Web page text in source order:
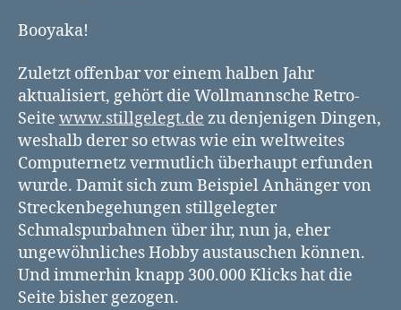
Booyaka!
Zuletzt offenbar vor einem halben Jahr
aktualisiert, gehört die Wollmannsche Retro-
Seite www.stillgelegt.de zu denjenigen Dingen,
weshalb derer so etwas wie ein weltweites
Computernetz vermutlich überhaupt erfunden
wurde. Damit sich zum Beispiel Anhänger von
Streckenbegehungen stillgelegter
Schmalspurbahnen über ihr, nun ja, eher
ungewöhnliches Hobby austauschen können.
Und immerhin knapp 300.000 Klicks hat die
Seite bisher gezogen.